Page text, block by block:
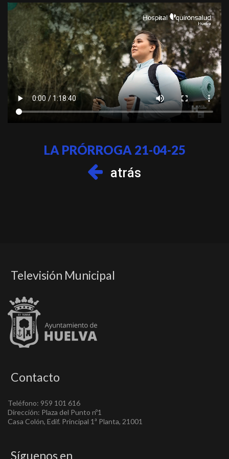
LA PRÓRROGA 21-04-25
atrás
Televisión Municipal
Contacto
Teléfono: 959 101 616
Dirección: Plaza del Punto nº1
Casa Colón, Edif. Principal 1ª Planta, 21001
Síguenos en